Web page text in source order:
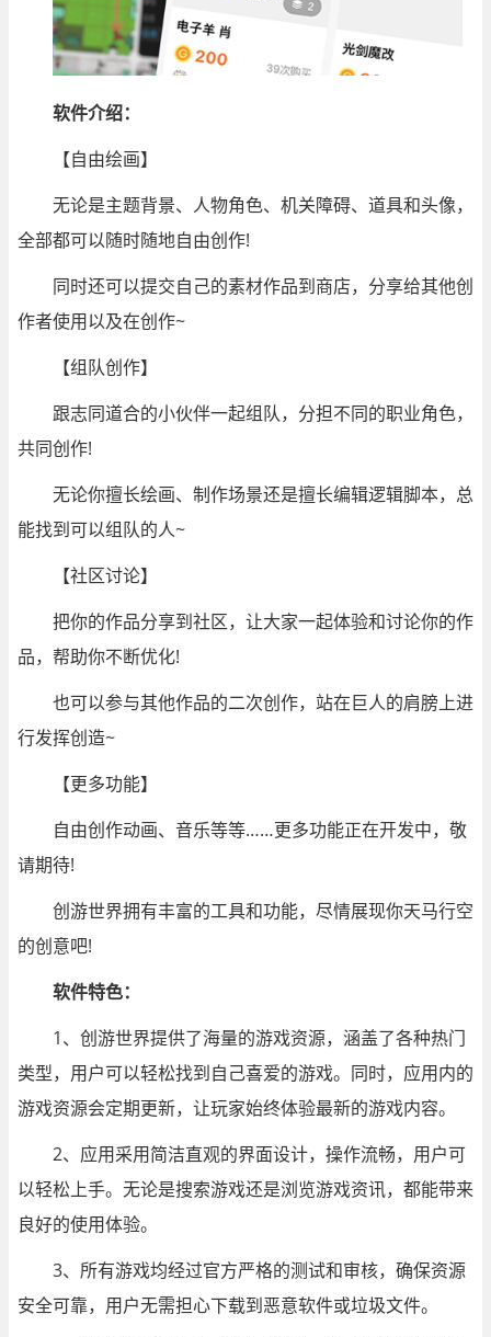
软件介绍：
【自由绘画】
无论是主题背景、人物角色、机关障碍、道具和头像，
全部都可以随时随地自由创作!
同时还可以提交自己的素材作品到商店，分享给其他创
作者使用以及在创作~
【组队创作】
跟志同道合的小伙伴一起组队，分担不同的职业角色，
共同创作!
无论你擅长绘画、制作场景还是擅长编辑逻辑脚本，总
能找到可以组队的人~
【社区讨论】
把你的作品分享到社区，让大家一起体验和讨论你的作
品，帮助你不断优化!
也可以参与其他作品的二次创作，站在巨人的肩膀上进
行发挥创造~
【更多功能】
自由创作动画、音乐等等……更多功能正在开发中，敬
请期待!
创游世界拥有丰富的工具和功能，尽情展现你天马行空
的创意吧!
软件特色：
1、创游世界提供了海量的游戏资源，涵盖了各种热门
类型，用户可以轻松找到自己喜爱的游戏。同时，应用内的
游戏资源会定期更新，让玩家始终体验最新的游戏内容。
2、应用采用简洁直观的界面设计，操作流畅，用户可
以轻松上手。无论是搜索游戏还是浏览游戏资讯，都能带来
良好的使用体验。
3、所有游戏均经过官方严格的测试和审核，确保资源
安全可靠，用户无需担心下载到恶意软件或垃圾文件。